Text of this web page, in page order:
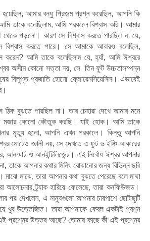
হয়েছিল, আমার বন্ধু প্রিজম প্রশ্ন করেছিল, আপনি কি
তাকে বলেছিলাম, আমি পরকালে বিশ্বাস করি। আমার
পড়লো। কারণ সে বিশ্বাস করতে পারছিল না যে,
বিশ্বাস করতে পারে। সে আমাকে আবারও বলেছিল,
করেন? আমি তাকে বলেছিলাম যে, হ্যাঁ, আমি ঈশ্বরে
অসীম কোনো সত্তা নয়, সে তিন ফুট উচ্চতাসম্পন্ন
বিলুপ্ত প্রজাতি হোমো ফ্লোরেনসিয়েসিস। এভাবেই
ঠিক বুঝতে পারছিল না। তার চেহারা দেখে আমার মনে
মজার কোনো কৌতুক করছি। যাই হোক। আমি তাকে
মৃত্যু হলো, আপনি এখন পরকালে। কিন্তু আপনি
মোটেও জ্ঞানী নয়, সে দেখতে ৩ ফুট ৬ ইঞ্চি আকারের
আনস্মার্ট ও আনইন্টিলিজেন্ট। এই নির্বোধ ঈশ্বর আপনার
তাকে আপনার কথার মিনিং বোঝানোর জন্য বিভিন্ন ছবি
মাঝে, তারা আপনার কথা বুঝতে পেরেছে বলে মাথা
আলোচনার ট্র্যাক হারিয়ে ফেলেছে, তারা কনফিউজড।
পর দেখলেন, এ মানুষগুলো আপনার চারপাশে ছোটাছুটি
খুব উত্তেজিত। তারা আপনাকে কেবল একটাই প্রশ্ন
প্রশ্নের উত্তর আছে? তোমার কাছে কী এই প্রশ্নের